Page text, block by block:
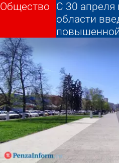
С 30 апреля
области
Общество С 30 апреля
области
Общество
Другие
теме
Погода и
валют в